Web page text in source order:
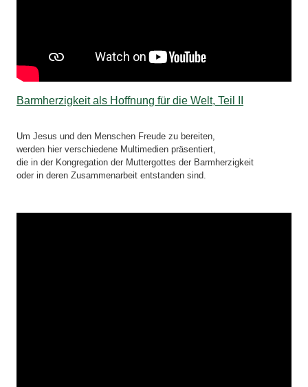
Barmherzigkeit als Hoffnung für die Welt, Teil II
Um Jesus und den Menschen Freude zu bereiten,
werden hier verschiedene Multimedien präsentiert,
die in der Kongregation der Muttergottes der Barmherzigkeit
oder in deren Zusammenarbeit entstanden sind.